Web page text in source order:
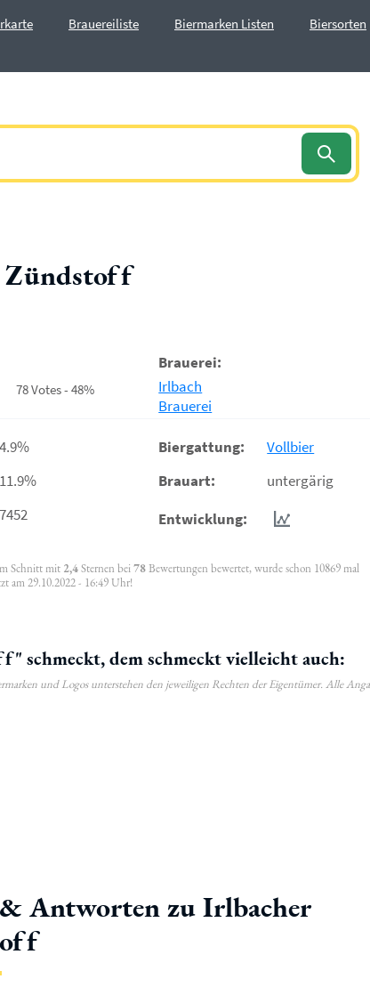
Brauereiliste Biermarken Listen Biersorten
Zündstoff
78 Votes - 48%
Brauerei:
Irlbach
Brauerei
4.9%
11.9%
7452
Biergattung:
Vollbier
Brauart:
untergärig
Entwicklung:
Schnitt mit 2,4Sternen bei78Bewertungen bewertet, wurde schon 10869 mal
am 29.10.2022 - 16:49 Uhr!
schmeckt, dem schmeckt vielleicht auch:
und Logos unterstehen den jeweiligen Rechten der Eigentümer. Alle
Antworten zu Irlbacher